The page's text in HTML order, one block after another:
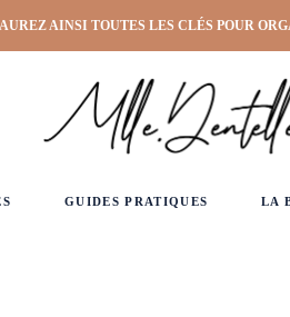
AINSI TOUTES LES CLÉS POUR
GUIDES PRATIQUES LA